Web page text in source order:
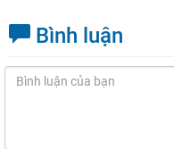
Bình luận